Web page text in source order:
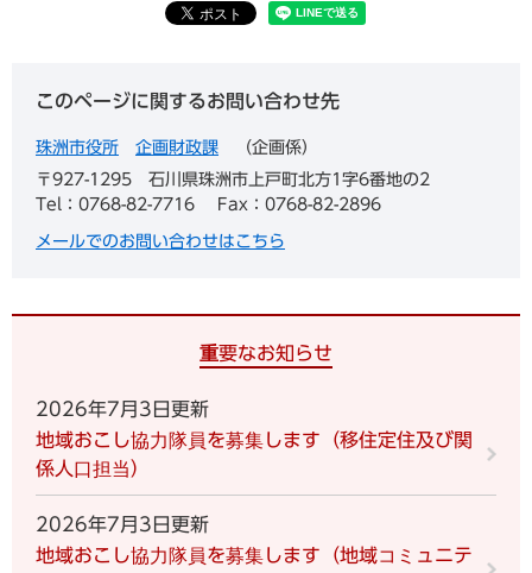
このページに関するお問い合わせ先
珠洲市役所 企画財政課
企画係
〒927-1295
石川県珠洲市上戸町北方1字6番地の2
Tel：0768-82-7716
Fax：0768-82-2896
メールでのお問い合わせはこちら
重要なお知らせ
2026年7月3日更新
地域おこし協力隊員を募集します（移住定住及び関
係人口担当）
2026年7月3日更新
地域おこし協力隊員を募集します（地域コミュニテ